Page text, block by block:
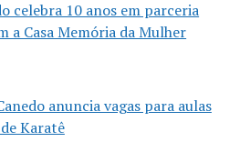
celebra 10 anos em parceria
a Casa Memória da Mulher
anuncia vagas para aulas
Karatê